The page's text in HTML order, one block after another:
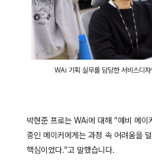
WAi 기획 실무를 담당한 서비스디
박현준 프로는 WAi에 대해 “예비 메이
중인 메이커에게는 과정 속 어려움을 덜
핵심이었다.”고 말했습니다.